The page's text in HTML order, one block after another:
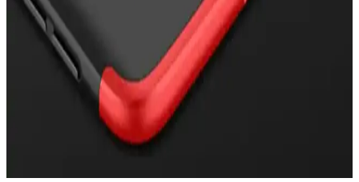
Samsung Galaxy A35 5G uyumlu silikon kılıf, estetik, dayanıklı ve
pratik özellikleriyle telefonunuzu çizilmelere ve darbelere karşı
korur, kartlık alanı ve kolay erişim sağlar.
Samsung S7 Edge İçin Uygun Kılıf Seçimi ve
Koruma İpuçları
Samsung S7 Edge için tasarlanmış kılıflar, şıklık ve koruma sağlar.
Dayanıklı malzeme ve uygun tasarım sayesinde telefonunuzu